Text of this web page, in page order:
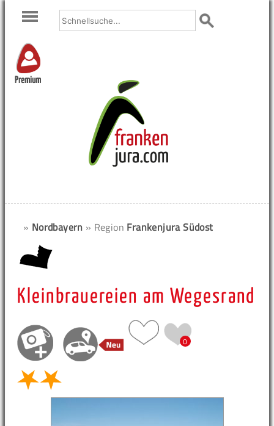
Premium
» Nordbayern » Region Frankenjura Südost
Kleinbrauereien am Wegesrand
0